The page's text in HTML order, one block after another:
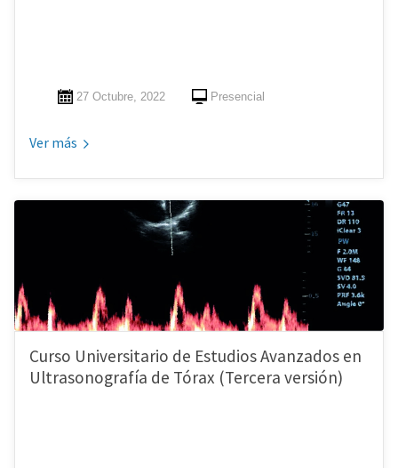
27 Octubre, 2022 Presencial
Ver más
Curso Universitario de Estudios Avanzados en
Ultrasonografía de Tórax (Tercera versión)